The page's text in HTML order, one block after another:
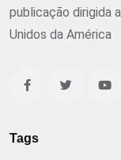
publicação dirigida
Unidos da América
Tags